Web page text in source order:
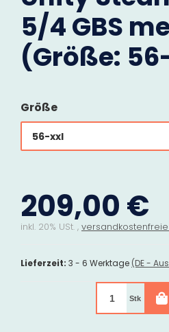
5/4 GBS
(Größe:
Größe
56-xxl
209,00 €
inkl. 20% USt. ,
Lieferzeit: 3 - 6 Werktage (DE -
Stk